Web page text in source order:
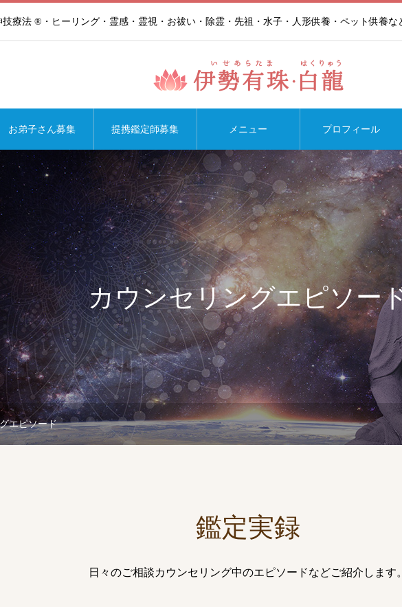
技療法 ®・ヒーリング・霊感・霊視・お祓い・除霊・先祖・水子・人形供養・ペット供養な
お弟子さん募集 提携鑑定師募集 メニュー プロフィール
カウンセリングエピソー
エピソード
鑑定実録
日々のご相談カウンセリング中のエピソードなどご紹介します